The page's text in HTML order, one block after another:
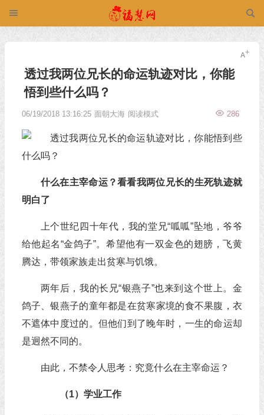
透过我两位兄长的命运轨迹对比，你能
悟到些什么吗？
06/19/2018 13:16:25 面朝大海 286
阅读模式
什么在主宰命运？看看我两位兄长的生死轨迹就
明白了
上个世纪四十年代，我的堂兄“呱呱”坠地，爷爷
给他起名“金鸽子”。希望他有一双金色的翅膀，飞黄
腾达，带领家族走出贫寒与饥饿。
两年后，我的长兄“银燕子”也来到这个世上。金
鸽子、银燕子的童年都是在贫寒家境的食不果腹，衣
不遮体中度过的。但他们到了晚年时，一生的命运却
是迥然不同的。
由此，不禁令人思考：究竟什么在主宰命运？
（1）学业工作